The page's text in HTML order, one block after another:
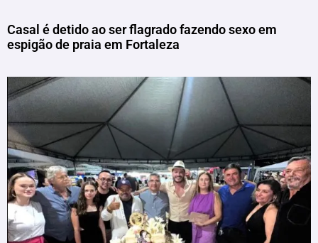
Casal é detido ao ser flagrado fazendo sexo em
espigão de praia em Fortaleza